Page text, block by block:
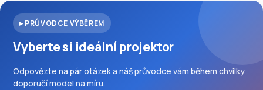
▸ PRŮVODCE VÝBĚREM
Vyberte si ideální projektor
Odpovězte na pár otázek a náš průvodce vám během chvilky
doporučí model na míru.